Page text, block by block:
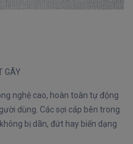
GÃY
nghệ cao, hoàn toàn tự động
dùng. Các sợi cáp bên trong
bị dãn, đứt hay biến dạng